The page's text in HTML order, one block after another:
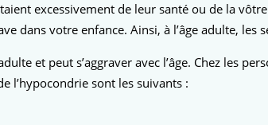
excessivement de leur santé ou de la
dans votre enfance. Ainsi, à l’âge adulte,
et peut s’aggraver avec l’âge. Chez les
l’hypocondrie sont les suivants :